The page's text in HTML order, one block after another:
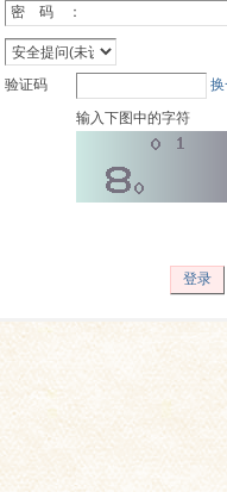
密 码 ：
验证码
输入下图中的字符
登录